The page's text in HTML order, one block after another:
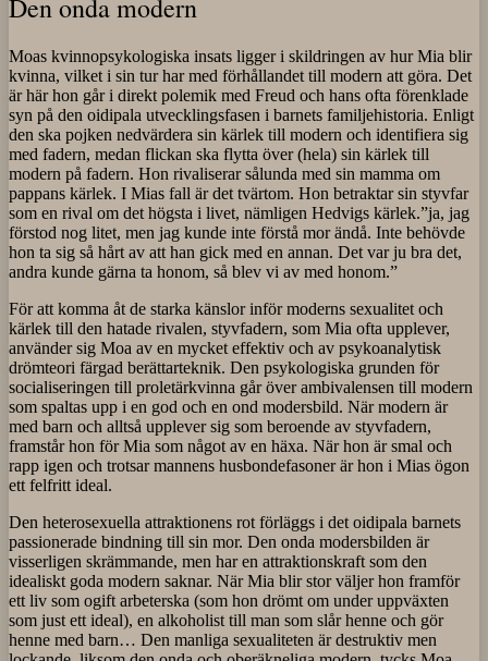
Den onda modern
Moas kvinnopsykologiska insats ligger i skildringen av hur Mia blir
kvinna, vilket i sin tur har med förhållandet till modern att göra. Det
är här hon går i direkt polemik med Freud och hans ofta förenklade
syn på den oidipala utvecklingsfasen i barnets familjehistoria. Enligt
den ska pojken nedvärdera sin kärlek till modern och identifiera sig
med fadern, medan flickan ska flytta över (hela) sin kärlek till
modern på fadern. Hon rivaliserar sålunda med sin mamma om
pappans kärlek. I Mias fall är det tvärtom. Hon betraktar sin styvfar
som en rival om det högsta i livet, nämligen Hedvigs kärlek.”ja, jag
förstod nog litet, men jag kunde inte förstå mor ändå. Inte behövde
hon ta sig så hårt av att han gick med en annan. Det var ju bra det,
andra kunde gärna ta honom, så blev vi av med honom.”
För att komma åt de starka känslor inför moderns sexualitet och
kärlek till den hatade rivalen, styvfadern, som Mia ofta upplever,
använder sig Moa av en mycket effektiv och av psykoanalytisk
drömteori färgad berättarteknik. Den psykologiska grunden för
socialiseringen till proletärkvinna går över ambivalensen till modern
som spaltas upp i en god och en ond modersbild. När modern är
med barn och alltså upplever sig som beroende av styvfadern,
framstår hon för Mia som något av en häxa. När hon är smal och
rapp igen och trotsar mannens husbondefasoner är hon i Mias ögon
ett felfritt ideal.
Den heterosexuella attraktionens rot förläggs i det oidipala barnets
passionerade bindning till sin mor. Den onda modersbilden är
visserligen skrämmande, men har en attraktionskraft som den
idealiskt goda modern saknar. När Mia blir stor väljer hon framför
ett liv som ogift arbeterska (som hon drömt om under uppväxten
som just ett ideal), en alkoholist till man som slår henne och gör
henne med barn… Den manliga sexualiteten är destruktiv men